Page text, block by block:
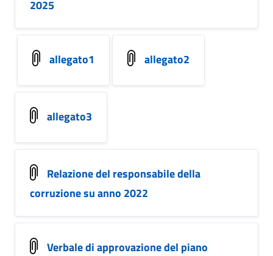
2025
allegato1 allegato2
allegato3
Relazione del responsabile della
corruzione su anno 2022
Verbale di approvazione del piano